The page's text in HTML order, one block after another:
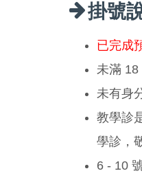
掛號
已完成
未滿 18
未有身
教學診
學診，
6 - 10